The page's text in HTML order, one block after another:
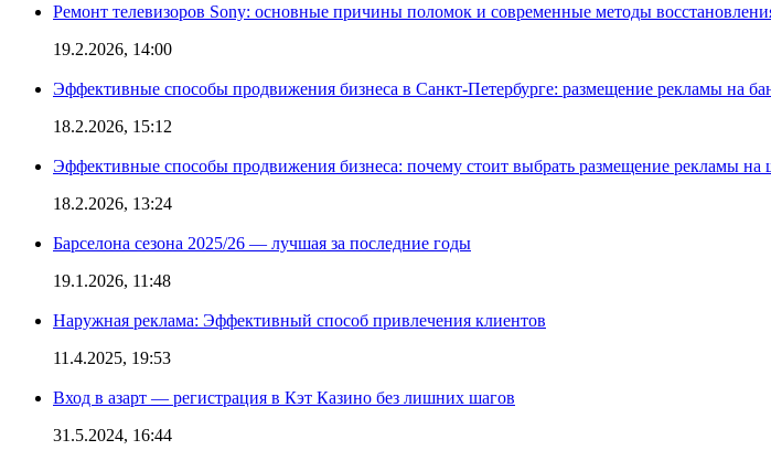
Ремонт телевизоров Sony: основные причины поломок и современные методы
19.2.2026, 14:00
Эффективные способы продвижения бизнеса в Санкт-Петербурге: размещение рекламы на
18.2.2026, 15:12
Эффективные способы продвижения бизнеса: почему стоит выбрать размещение рекламы на
18.2.2026, 13:24
Барселона сезона 2025/26 — лучшая за последние годы
19.1.2026, 11:48
Наружная реклама: Эффективный способ привлечения клиентов
11.4.2025, 19:53
Вход в азарт — регистрация в Кэт Казино без лишних шагов
31.5.2024, 16:44